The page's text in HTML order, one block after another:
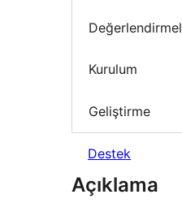
Kurulum
Geliştirme
Destek
Açıklama